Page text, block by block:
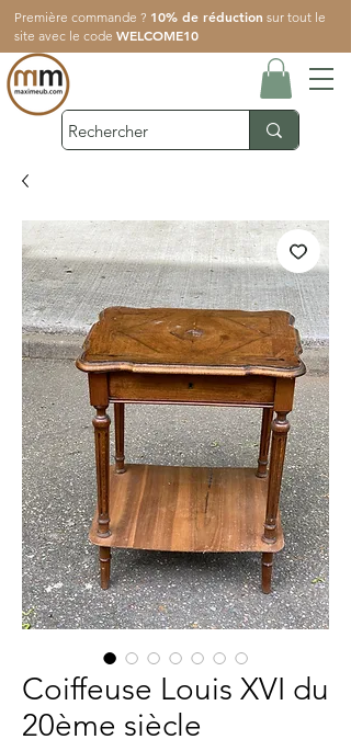
Première commande ? 10% de réduction sur tout le
site avec le code WELCOME10
Coiffeuse Louis XVI du
20ème siècle